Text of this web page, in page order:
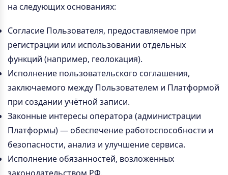
на следующих основаниях:
Согласие Пользователя, предоставляемое при
регистрации или использовании отдельных
функций (например, геолокация).
Исполнение пользовательского соглашения,
заключаемого между Пользователем и Платформой
при создании учётной записи.
Законные интересы оператора (администрации
Платформы) — обеспечение работоспособности и
безопасности, анализ и улучшение сервиса.
Исполнение обязанностей, возложенных